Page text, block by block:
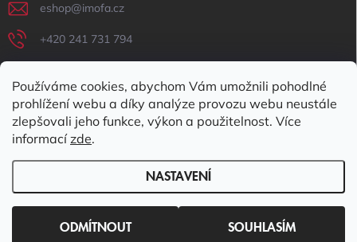
Používáme cookies, abychom Vám umožnili pohodlné
prohlížení webu a díky analýze provozu webu neustále
zlepšovali jeho funkce, výkon a použitelnost. Více
informacízde.
NASTAVENÍ
ODMÍTNOUT SOUHLASÍM
eshop@imofa.cz
+420 241 731 794
IMOFA Facebook
imofa_s.r.o
Copyright 2026IMOFA e-shop. Všechna práva vyhrazena.Upravit